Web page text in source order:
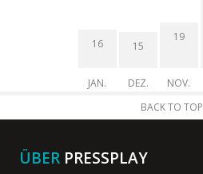
16
JAN.
15
DEZ.
19
NOV.
BACK TO TOP
ÜBER PRESSPLAY